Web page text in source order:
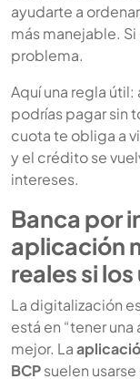
ayudarte a
más manejable.
problema.
Aquí una regla
podrías pagar sin
cuota te obliga a
y el crédito se
intereses.
Banca por
aplicación
reales si
La digitalización
está en “tener
mejor. La
BCPsuelen